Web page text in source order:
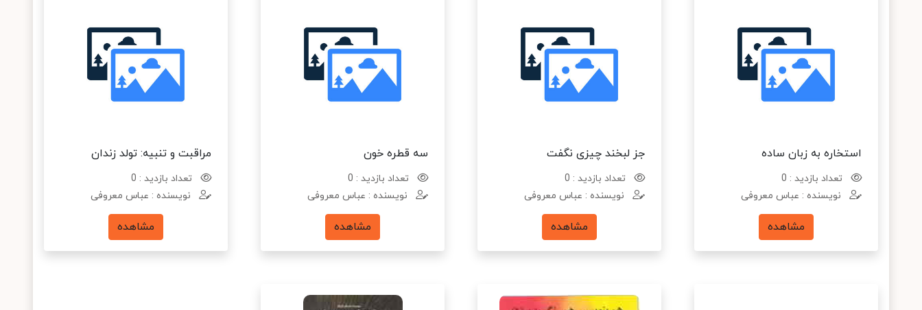
استخاره به زبان ساده
تعداد بازدید : 0
نویسنده : عباس معروفی
مشاهده
جز لبخند چیزی نگفت
تعداد بازدید : 0
نویسنده : عباس معروفی
مشاهده
سه قطره خون
تعداد بازدید : 0
نویسنده : عباس معروفی
مشاهده
مراقبت و تنبیه: تولد زندان
تعداد بازدید : 0
نویسنده : عباس معروفی
مشاهده